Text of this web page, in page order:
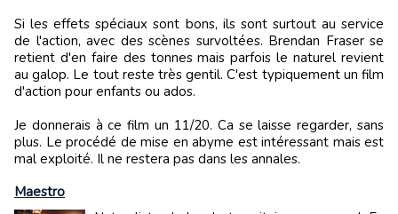
Si les effets spéciaux sont bons, ils sont surtout au service
de l'action, avec des scènes survoltées. Brendan Fraser se
retient d'en faire des tonnes mais parfois le naturel revient
au galop. Le tout reste très gentil. C'est typiquement un film
d'action pour enfants ou ados.
Je donnerais à ce film un 11/20. Ca se laisse regarder, sans
plus. Le procédé de mise en abyme est intéressant mais est
mal exploité. Il ne restera pas dans les annales.
Maestro